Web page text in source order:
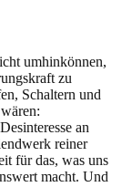
umhinkönnen,
zu
Schaltern und
an
reiner
für das, was uns
macht. Und